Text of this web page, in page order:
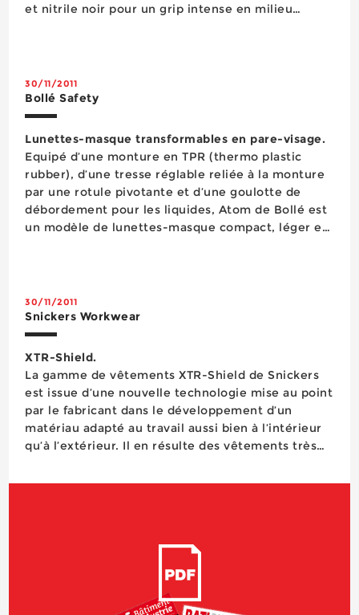
et nitrile noir pour un grip intense en milieu
30/11/2011
Bollé Safety
Lunettes-masque transformables en pare-visage.
Equipé d’une monture en TPR (thermo plastic
rubber), d’une tresse réglable reliée à la monture
par une rotule pivotante et d’une goulotte de
débordement pour les liquides, Atom de Bollé est
un modèle de lunettes-masque compact, léger et
30/11/2011
Snickers Workwear
XTR-Shield.
La gamme de vêtements XTR-Shield de Snickers
est issue d’une nouvelle technologie mise au point
par le fabricant dans le développement d’un
matériau adapté au travail aussi bien à l’intérieur
qu’à l’extérieur. Il en résulte des vêtements très
papier de verre pratiqué par ...